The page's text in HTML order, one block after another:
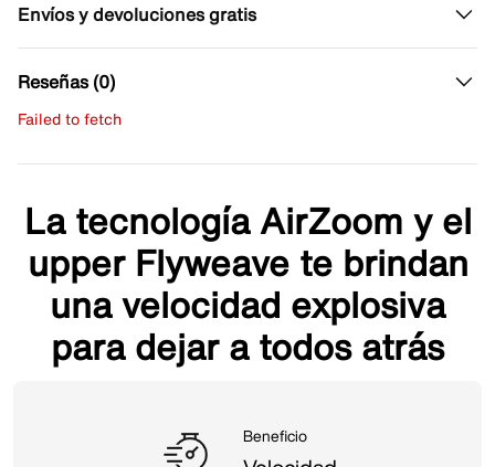
Envíos y devoluciones gratis
Reseñas (0)
Failed to fetch
La tecnología AirZoom y el
upper Flyweave te brindan
una velocidad explosiva
para dejar a todos atrás
Beneficio